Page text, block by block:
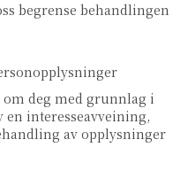
begrense behandlingen
deg med grunnlag i
en interesseavveining,
av opplysninger